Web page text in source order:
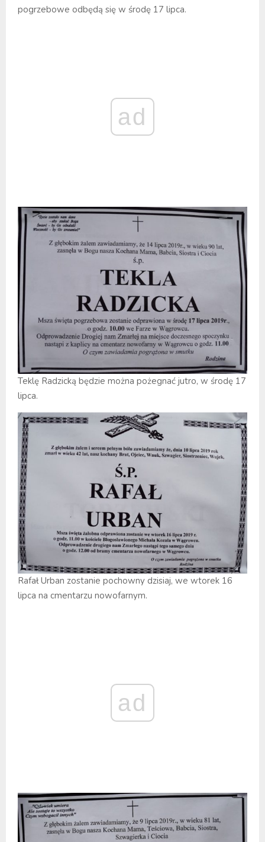
pogrzebowe odbędą się w środę 17 lipca.
ad
Teklę Radzicką będzie można pożegnać jutro, w środę 17
lipca.
Rafał Urban zostanie pochowny dzisiaj, we wtorek 16
lipca na cmentarzu nowofarnym.
ad